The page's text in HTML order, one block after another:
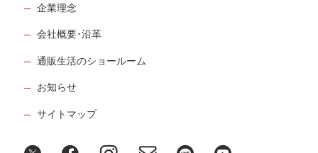
企業理念
会社概要･沿革
通販生活のショールーム
お知らせ
サイトマップ